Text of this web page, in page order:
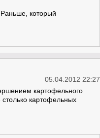
который
05.04.2012 22:27
картофельного
картофельных